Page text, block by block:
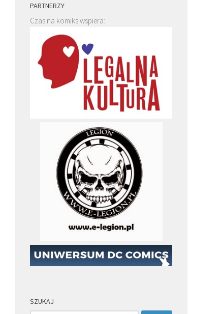
PARTNERZY
Czas na komiks wspiera:
SZUKAJ